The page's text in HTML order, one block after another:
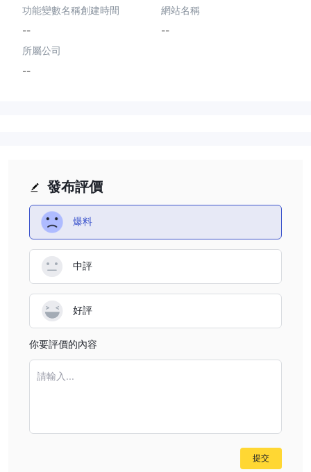
功能變數名稱創建時間
--
網站名稱
--
所屬公司
--
發布評價
爆料
中評
好評
你要評價的內容
請輸入...
提交